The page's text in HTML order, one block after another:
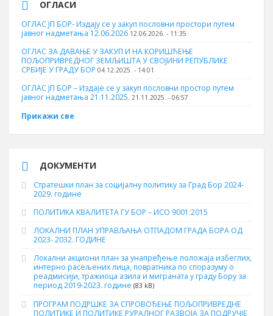
ОГЛАСИ
ОГЛАС ЈП БОР- Издају се у закуп пословни простори путем
јавног надметања 12.06.2026 12.06.2026. - 11:35
ОГЛАС ЗА ДАВАЊЕ У ЗАКУП И НА КОРИШЋЕЊЕ
ПОЉОПРИВРЕДНОГ ЗЕМЉИШТА У СВОЈИНИ РЕПУБЛИКЕ
СРБИЈЕ У ГРАДУ БОР 04.12.2025. - 14:01
ОГЛАС ЈП БОР – Издаје се у закуп пословни простор путем
јавног надметања 21.11.2025. 21.11.2025. - 06:57
Прикажи све
ДОКУМЕНТИ
Стратешки план за социјалну политику за Град Бор 2024-
2029. године
ПОЛИТИКА КВАЛИТЕТА ГУ БОР – ИСО 9001:2015
ЛОКАЛНИ ПЛАН УПРАВЉАЊА ОТПАДОМ ГРАДА БОРА ОД
2023- 2032. ГОДИНЕ
Локални акциони план за унапређење положаја избеглих,
интерно расељених лица, повратника по споразуму о
реадмисији, тражиоца азила и миграната у граду Бору за
период 2019-2023. године (83 kB)
ПРОГРАМ ПОДРШКЕ ЗА СПРОВОЂЕЊЕ ПОЉОПРИВРЕДНЕ
ПОЛИТИКЕ И ПОЛИТИКЕ РУРАЛНОГ РАЗВОЈА ЗА ПОДРУЧЈЕ